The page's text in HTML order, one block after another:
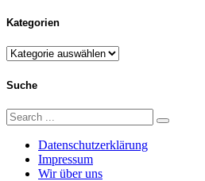
Kategorien
Kategorien
Suche
Search
for:
Search
Datenschutzerklärung
Impressum
Wir über uns